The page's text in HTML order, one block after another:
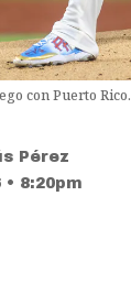
con Puerto Rico.
Pérez
8:20pm